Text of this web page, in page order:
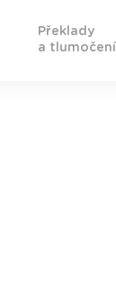
Překlady
a tlumočení